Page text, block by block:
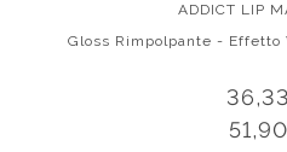
ADDICT LIP